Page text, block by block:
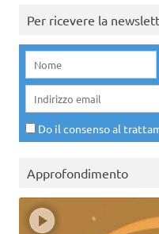
Per ricevere la
Do il consenso al
Approfondimento